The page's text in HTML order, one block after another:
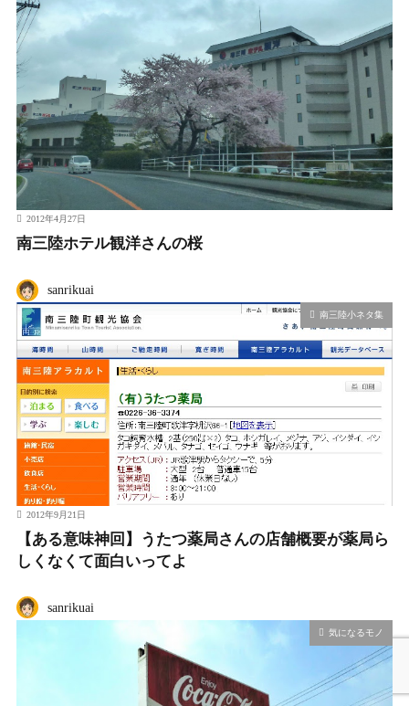
2012年4月27日
南三陸ホテル観洋さんの桜
sanrikuai
南三陸小ネタ集
2012年9月21日
【ある意味神回】うたつ薬局さんの店舗概要が薬局ら
しくなくて面白いってよ
sanrikuai
気になるモノ